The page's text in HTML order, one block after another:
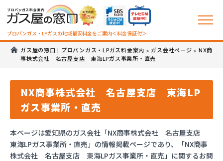
プロパンガス・LPガスの地域最安料金をご案内＜料金保証付＞
ガス屋の窓口 | プロパンガス・LPガス料金案内 >ガス会社ページ > NX商
事株式会社 名古屋支店 東海LPガス事業所・直売
NX商事株式会社 名古屋支店 東海LP
ガス事業所・直売
本ページは愛知県のガス会社「NX商事株式会社 名古屋支店
東海LPガス事業所・直売」の情報掲載ページであり、「NX商事
株式会社 名古屋支店 東海LPガス事業所・直売」に関するお問